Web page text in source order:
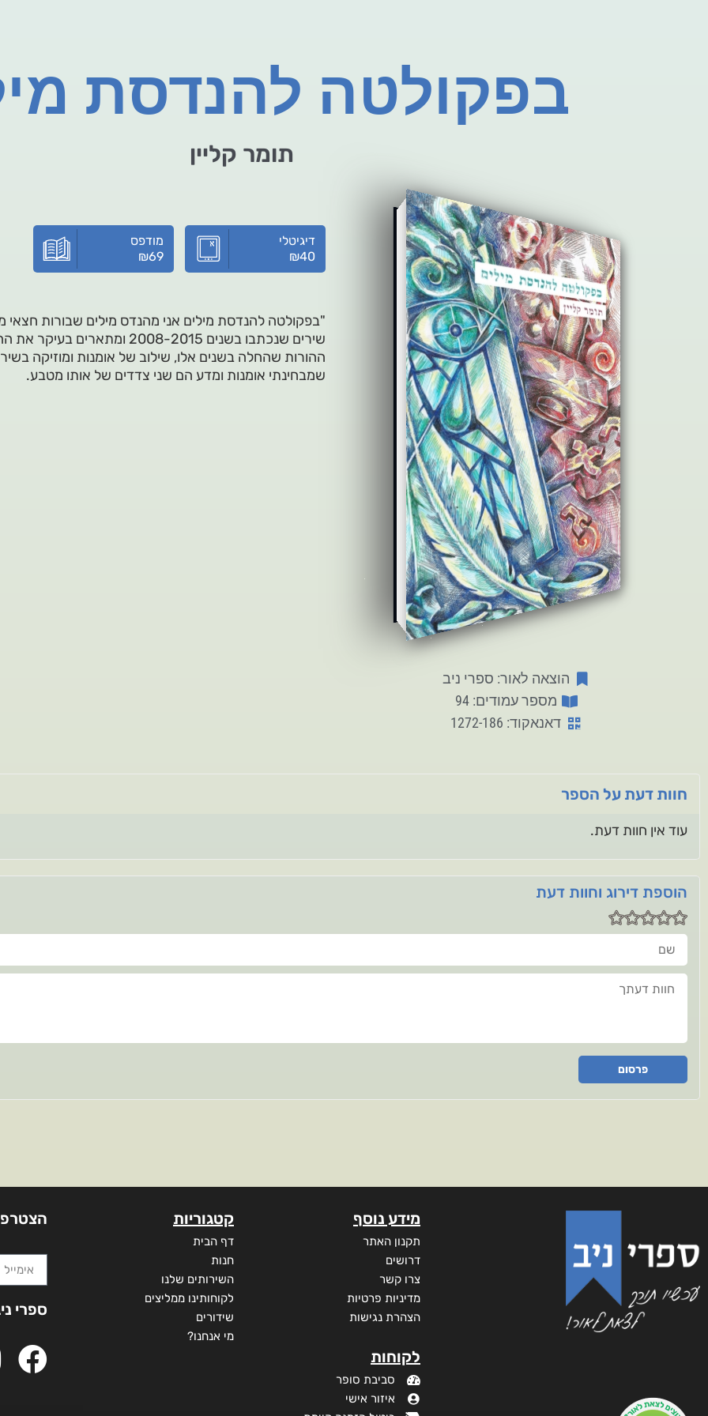
בפקולטה להנדסת
תומר קליין
הוצאה לאור: ספרי ניב
מספר עמודים: 94
דאנאקוד: 1272-186
דיגיטלי
₪40
מודפס
₪69
"בפקולטה להנדסת מילים אני מהנדס מילים שבורות חצאי
שירים שנכתבו בשנים 2008-2015
ההורות שהחלה בשנים אלו, שילוב של אומנות ומוזיקה
שמבחינתי אומנות ומדע הם שני צדדים של אותו מטבע.
חוות דעת על הספר
עוד אין חוות דעת.
הוספת דירוג וחוות דעת
שם
חוות דעתך
פרסום
מידע נוסף
תקנון האתר
דרושים
צרו קשר
מדיניות פרטיות
הצהרת נגישות
לקוחות
סביבת סופר
איזור אישי
קטגוריות
דף הבית
חנות
השירותים שלנו
לקוחותינו ממליצים
שידורים
מי אנחנו?
ספרי